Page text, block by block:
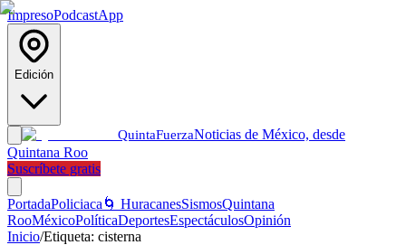
ImpresoPodcastApp
Edición
QuintaFuerzaNoticias de México, desde
Quintana Roo
Suscríbete gratis
PortadaPoliciaca 🌀 HuracanesSismosQuintana
RooMéxicoPolíticaDeportesEspectáculosOpinión
Inicio/Etiqueta: cisterna